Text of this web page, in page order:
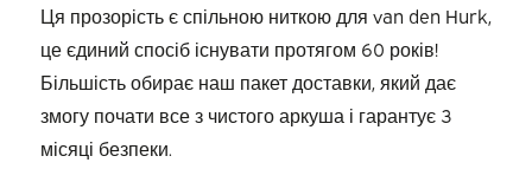
Ця прозорість є спільною ниткою для van den Hurk,
це єдиний спосіб існувати протягом 60 років!
Більшість обирає наш пакет доставки, який дає
змогу почати все з чистого аркуша і гарантує 3
місяці безпеки.